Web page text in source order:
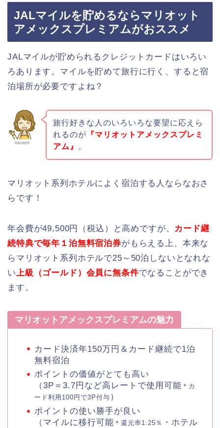
JALマイルを貯めるならマリオット
アメックスプレミアムがおススメ
JALマイルが貯められるクレジットカードはいろい
ろあります。マイルを貯めて旅行に行く、すると宿
泊場所が必要ですよね？
nanami
旅行好きな人のいろいろな要望に応えら
れるのが 『マリオットアメックスプレミ
アム』
。
マリオット系列ホテルによく宿泊する人ならなおさ
らです！
年会費が49,500円（税込）と高めですが、 カード継
続特典で毎年１泊無料宿泊券がもらえる上、本来な
らマリオット系列ホテルで25～50泊しないとなれな
い 上級（ゴールド）会員に無条件でなることができ
ます。
マリオットアメックスプレミアムの魅力
カード決済年150万円＆カード継続で1泊
無料宿泊
ポイントの価値がとても高い
（3P＝3.7円など高レートで使用可能 ＊カ
ード利用100円で3P付与 ）
ポイントの使い勝手が良い
（マイルに移行可能 ＊還元率1.25％
・ホテル